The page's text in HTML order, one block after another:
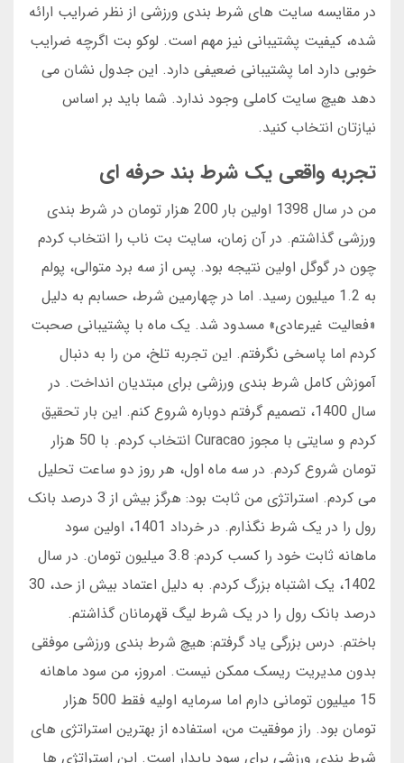
در مقایسه سایت های شرط بندی ورزشی از نظر ضرایب ارائه
شده، کیفیت پشتیبانی نیز مهم است. لوکو بت اگرچه ضرایب
خوبی دارد اما پشتیبانی ضعیفی دارد. این جدول نشان می
دهد هیچ سایت کاملی وجود ندارد. شما باید بر اساس
نیازتان انتخاب کنید.
تجربه واقعی یک شرط بند حرفه ای
من در سال 1398 اولین بار 200 هزار تومان در شرط بندی
ورزشی گذاشتم. در آن زمان، سایت بت ناب را انتخاب کردم
چون در گوگل اولین نتیجه بود. پس از سه برد متوالی، پولم
به 1.2 میلیون رسید. اما در چهارمین شرط، حسابم به دلیل
«فعالیت غیرعادی» مسدود شد. یک ماه با پشتیبانی صحبت
کردم اما پاسخی نگرفتم. این تجربه تلخ، من را به دنبال
آموزش کامل شرط بندی ورزشی برای مبتدیان انداخت. در
سال 1400، تصمیم گرفتم دوباره شروع کنم. این بار تحقیق
کردم و سایتی با مجوز Curacao انتخاب کردم. با 50 هزار
تومان شروع کردم. در سه ماه اول، هر روز دو ساعت تحلیل
می کردم. استراتژی من ثابت بود: هرگز بیش از 3 درصد بانک
رول را در یک شرط نگذارم. در خرداد 1401، اولین سود
ماهانه ثابت خود را کسب کردم: 3.8 میلیون تومان. در سال
1402، یک اشتباه بزرگ کردم. به دلیل اعتماد بیش از حد، 30
درصد بانک رول را در یک شرط لیگ قهرمانان گذاشتم.
باختم. درس بزرگی یاد گرفتم: هیچ شرط بندی ورزشی موفقی
بدون مدیریت ریسک ممکن نیست. امروز، من سود ماهانه
15 میلیون تومانی دارم اما سرمایه اولیه فقط 500 هزار
تومان بود. راز موفقیت من، استفاده از بهترین استراتژی های
شرط بندی ورزشی برای سود پایدار است. این استراتژی ها